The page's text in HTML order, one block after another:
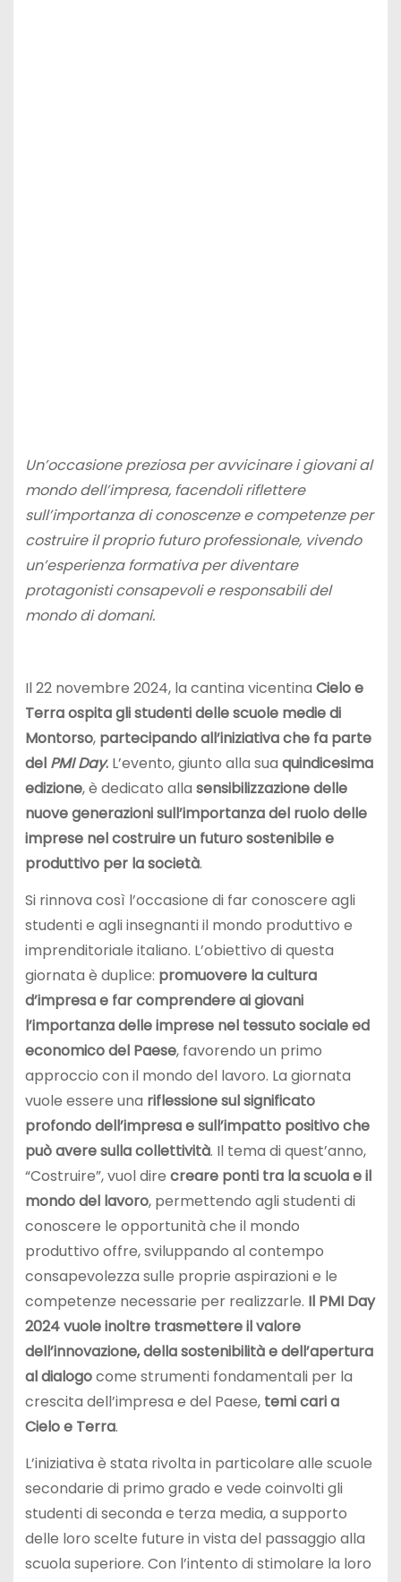
Un’occasione preziosa per avvicinare i giovani al
mondo dell’impresa, facendoli riflettere
sull’importanza di conoscenze e competenze per
costruire il proprio futuro professionale, vivendo
un’esperienza formativa per diventare
protagonisti consapevoli e responsabili del
mondo di domani.
Il 22 novembre 2024, la cantina vicentina Cielo e
Terra ospitagli studenti delle scuole medie di
Montorso, partecipando all’iniziativa che fa parte
del PMI Day.L’evento, giunto alla sua quindicesima
edizione, è dedicato alla sensibilizzazione delle
nuove generazioni sull’importanza del ruolo delle
imprese nel costruire un futuro sostenibile e
produttivo per la società.
Si rinnova così l’occasione di far conoscere agli
studenti e agli insegnanti il mondo produttivo e
imprenditoriale italiano. L’obiettivo di questa
giornata è duplice: promuovere la cultura
d’impresa e far comprendere ai giovani
l’importanza delle imprese nel tessuto sociale ed
economico del Paese, favorendo un primo
approccio con il mondo del lavoro. La giornata
vuole essere una riflessione sul significato
profondo dell’impresa e sull’impatto positivo che
può avere sulla collettività. Il tema di quest’anno,
“Costruire”, vuol dire creare ponti tra la scuola e il
mondo del lavoro, permettendo agli studenti di
conoscere le opportunità che il mondo
produttivo offre, sviluppando al contempo
consapevolezza sulle proprie aspirazioni e le
competenze necessarie per realizzarle. Il PMI Day
2024 vuole inoltre trasmettere il valore
dell’innovazione, della sostenibilità e dell’apertura
al dialogocome strumenti fondamentali per la
crescita dell’impresa e del Paese, temi cari a
Cielo e Terra.
L’iniziativa è stata rivolta in particolare alle scuole
secondarie di primo grado e vede coinvolti gli
studenti di seconda e terza media, a supporto
delle loro scelte future in vista del passaggio alla
scuola superiore. Con l’intento di stimolare la loro